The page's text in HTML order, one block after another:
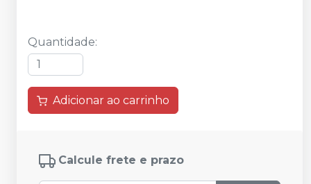
Quantidade:
Adicionar ao carrinho
Calcule frete e prazo